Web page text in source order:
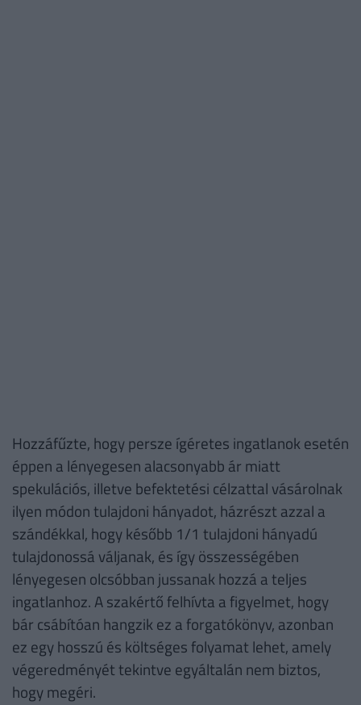
Hozzáfűzte, hogy persze ígéretes ingatlanok esetén
éppen a lényegesen alacsonyabb ár miatt
spekulációs, illetve befektetési célzattal vásárolnak
ilyen módon tulajdoni hányadot, házrészt azzal a
szándékkal, hogy később 1/1 tulajdoni hányadú
tulajdonossá váljanak, és így összességében
lényegesen olcsóbban jussanak hozzá a teljes
ingatlanhoz. A szakértő felhívta a figyelmet, hogy
bár csábítóan hangzik ez a forgatókönyv, azonban
ez egy hosszú és költséges folyamat lehet, amely
végeredményét tekintve egyáltalán nem biztos,
hogy megéri.